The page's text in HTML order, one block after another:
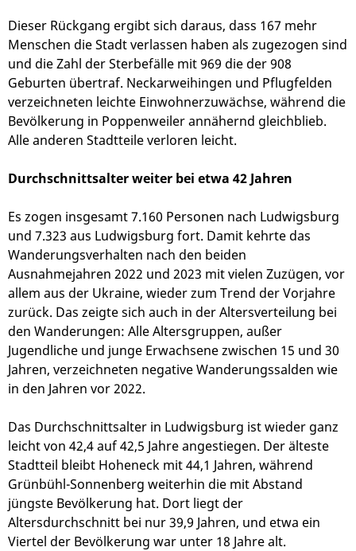
Dieser Rückgang ergibt sich daraus, dass 167 mehr
Menschen die Stadt verlassen haben als zugezogen sind
und die Zahl der Sterbefälle mit 969 die der 908
Geburten übertraf. Neckarweihingen und Pflugfelden
verzeichneten leichte Einwohnerzuwächse, während die
Bevölkerung in Poppenweiler annähernd gleichblieb.
Alle anderen Stadtteile verloren leicht.
Durchschnittsalter weiter bei etwa 42 Jahren
Es zogen insgesamt 7.160 Personen nach Ludwigsburg
und 7.323 aus Ludwigsburg fort. Damit kehrte das
Wanderungsverhalten nach den beiden
Ausnahmejahren 2022 und 2023 mit vielen Zuzügen, vor
allem aus der Ukraine, wieder zum Trend der Vorjahre
zurück. Das zeigte sich auch in der Altersverteilung bei
den Wanderungen: Alle Altersgruppen, außer
Jugendliche und junge Erwachsene zwischen 15 und 30
Jahren, verzeichneten negative Wanderungssalden wie
in den Jahren vor 2022.
Das Durchschnittsalter in Ludwigsburg ist wieder ganz
leicht von 42,4 auf 42,5 Jahre angestiegen. Der älteste
Stadtteil bleibt Hoheneck mit 44,1 Jahren, während
Grünbühl-Sonnenberg weiterhin die mit Abstand
jüngste Bevölkerung hat. Dort liegt der
Altersdurchschnitt bei nur 39,9 Jahren, und etwa ein
Viertel der Bevölkerung war unter 18 Jahre alt.